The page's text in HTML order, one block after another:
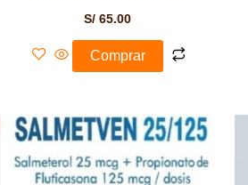
S/65.00
Comprar